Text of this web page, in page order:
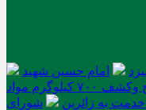
امام حسین شهید
هلاکت چهار شرور مسلح وکشف ۷۰۰ کیلوگرم مواد
به زائرین
شورای